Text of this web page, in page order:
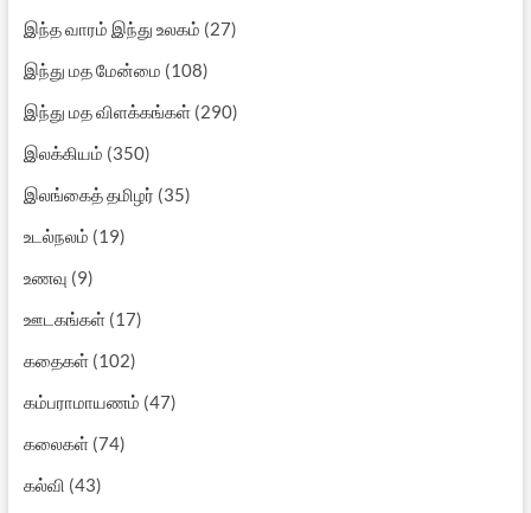
இந்த வாரம் இந்து உலகம் (27)
இந்து மத மேன்மை (108)
இந்து மத விளக்கங்கள்(290)
இலக்கியம் (350)
இலங்கைத் தமிழர் (35)
உடல்நலம் (19)
உணவு (9)
ஊடகங்கள்(17)
கதைகள்(102)
கம்பராமாயணம் (47)
கலைகள்(74)
கல்வி (43)